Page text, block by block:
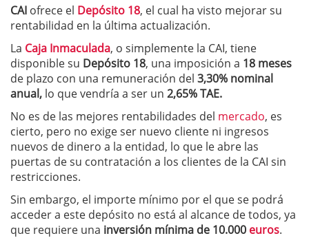
CAI ofrece el Depósito 18, el cual ha visto mejorar su
rentabilidad en la última actualización.
La Caja Inmaculada, o simplemente la CAI, tiene
disponible su Depósito 18, una imposición a 18 meses
de plazo con una remuneración del 3,30% nominal
anual, lo que vendría a ser un 2,65% TAE.
No es de las mejores rentabilidades del mercado, es
cierto, pero no exige ser nuevo cliente ni ingresos
nuevos de dinero a la entidad, lo que le abre las
puertas de su contratación a los clientes de la CAI sin
restricciones.
Sin embargo, el importe mínimo por el que se podrá
acceder a este depósito no está al alcance de todos, ya
que requiere una inversión mínima de 10.000 euros.